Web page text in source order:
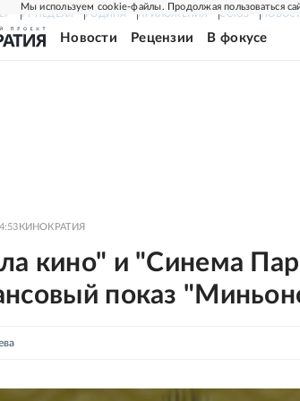
Мы используем cookie-файлы. Продолжая пользоваться
РГ-НЕДЕЛЯ РОДИНА ПРИЛОЖЕНИЯ СОЮЗ
Новости Рецензии В фокусе
КИНОКРАТИЯ
кино" и "Синема
показ